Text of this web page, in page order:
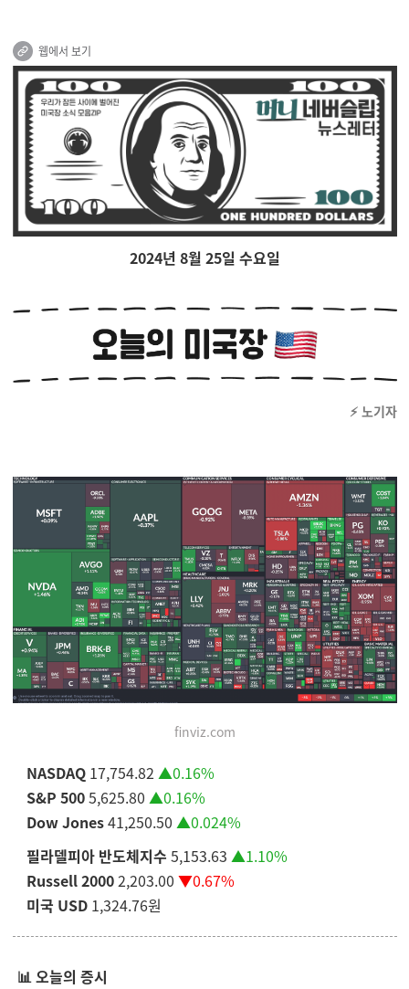
웹에서 보기
2024년 8월 25일 수요일
⚡️ 노기자
finviz.com
NASDAQ 17,754.82 ▲0.16%
S&P 5005,625.80 ▲0.16%
Dow Jones41,250.50 ▲0.024%
필라델피아 반도체지수 5,153.63 ▲1.10%
Russell 20002,203.00 ▼0.67%
미국 USD 1,324.76원
📊 오늘의 증시